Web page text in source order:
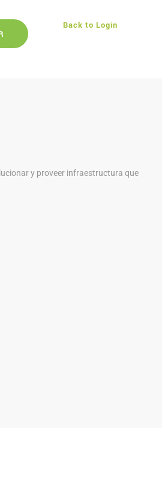
Back to Login
y proveer infraestructura que